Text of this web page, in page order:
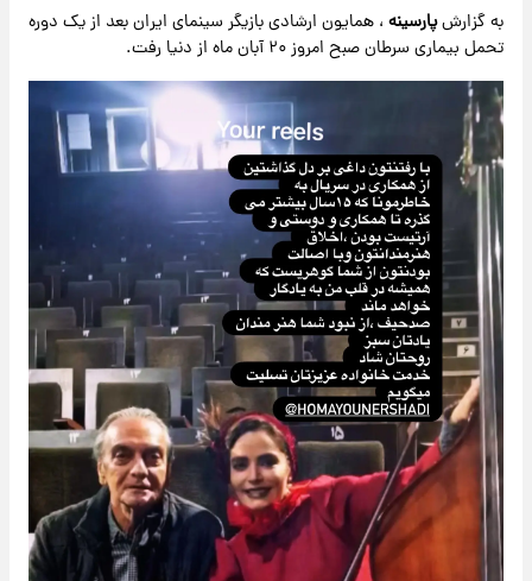
به گزارشپارسینه، همایون ارشادی بازیگر سینمای ایران بعد از یک دوره
تحمل بیماری سرطان صبح امروز ۲۰ آبان ماه از دنیا رفت.